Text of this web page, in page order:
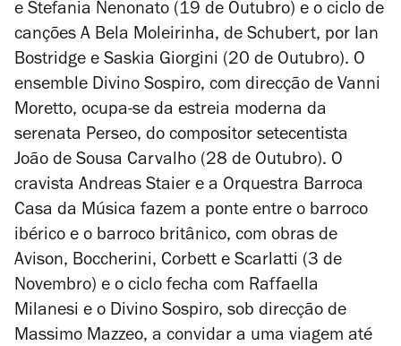
e Stefania Nenonato (19 de Outubro) e o ciclo de
canções A Bela Moleirinha, de Schubert, por Ian
Bostridge e Saskia Giorgini (20 de Outubro). O
ensemble Divino Sospiro, com direcção de Vanni
Moretto, ocupa-se da estreia moderna da
serenata Perseo, do compositor setecentista
João de Sousa Carvalho (28 de Outubro). O
cravista Andreas Staier e a Orquestra Barroca
Casa da Música fazem a ponte entre o barroco
ibérico e o barroco britânico, com obras de
Avison, Boccherini, Corbett e Scarlatti (3 de
Novembro) e o ciclo fecha com Raffaella
Milanesi e o Divino Sospiro, sob direcção de
Massimo Mazzeo, a convidar a uma viagem até